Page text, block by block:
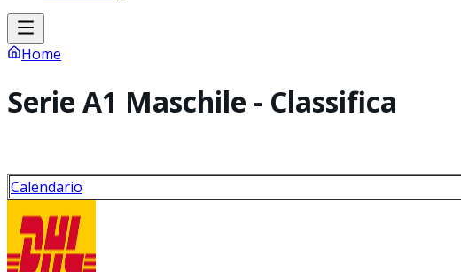
Home
Serie A1 Maschile - Classifica
Calendario